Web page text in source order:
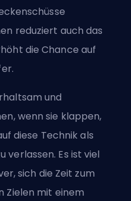
reduziert auch das
die Chance auf
und
wenn sie klappen,
diese Technik als
verlassen. Es ist viel
sich die Zeit zum
Zielen mit einem